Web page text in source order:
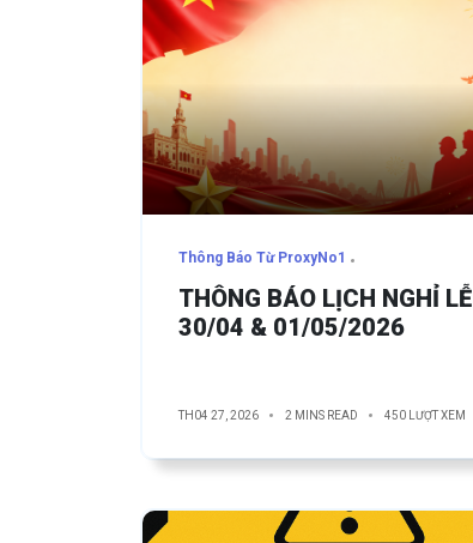
Thông Báo Từ ProxyNo1
THÔNG BÁO LỊCH NGHỈ LỄ
30/04 & 01/05/2026
TH04 27, 2026 2 MINS READ 450 LƯỢT XEM